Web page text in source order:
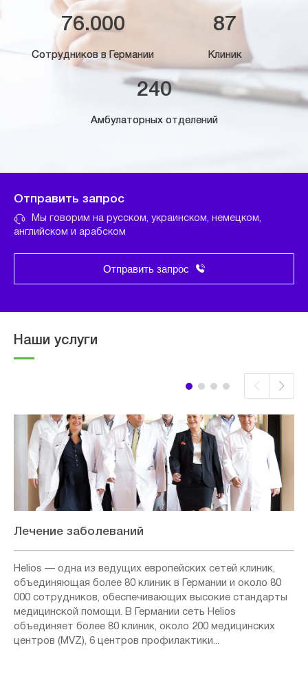
76.000
Сотрудников в Германии
87
Клиник
240
Амбулаторных отделений
Отправить запрос
Мы говорим на русском, украинском, немецком,
английском и арабском
Отправить запрос
Наши услуги
Лечение заболеваний
Helios — одна из ведущих европейских сетей клиник,
объединяющая более 80 клиник в Германии и около 80
000 сотрудников, обеспечивающих высокие стандарты
медицинской помощи. В Германии сеть Helios
объединяет более 80 клиник, около 200 медицинских
центров (MVZ), 6 центров профилактики...